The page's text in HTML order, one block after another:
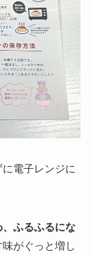
電子レンジに
ふるふるにな
味がぐっと増し